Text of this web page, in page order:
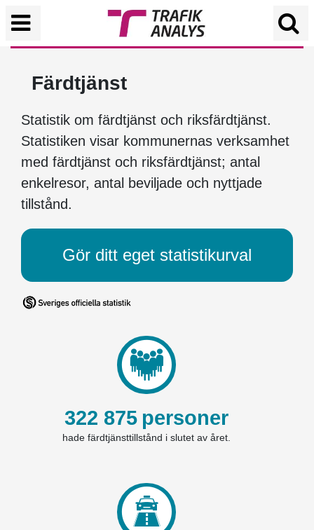
Färdtjänst
Statistik om färdtjänst och riksfärdtjänst.
Statistiken visar kommunernas verksamhet
med färdtjänst och riksfärdtjänst; antal
enkelresor, antal beviljade och nyttjade
tillstånd.
Gör ditt eget statistikurval
322 875 personer
hade färdtjänsttillstånd i slutet av året.